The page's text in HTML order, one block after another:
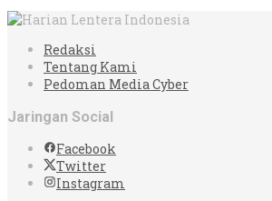
Redaksi
Tentang Kami
Pedoman Media Cyber
Jaringan Social
Facebook
Twitter
Instagram